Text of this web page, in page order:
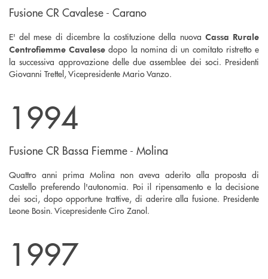
Fusione CR Cavalese - Carano
E' del mese di dicembre la costituzione della nuova Cassa Rurale
Centrofiemme Cavalese dopo la nomina di un comitato ristretto e
la successiva approvazione delle due assemblee dei soci. Presidenti
Giovanni Trettel, Vicepresidente Mario Vanzo.
1994
Fusione CR Bassa Fiemme - Molina
Quattro anni prima Molina non aveva aderito alla proposta di
Castello preferendo l'autonomia. Poi il ripensamento e la decisione
dei soci, dopo opportune trattive, di aderire alla fusione. Presidente
Leone Bosin. Vicepresidente Ciro Zanol.
1997